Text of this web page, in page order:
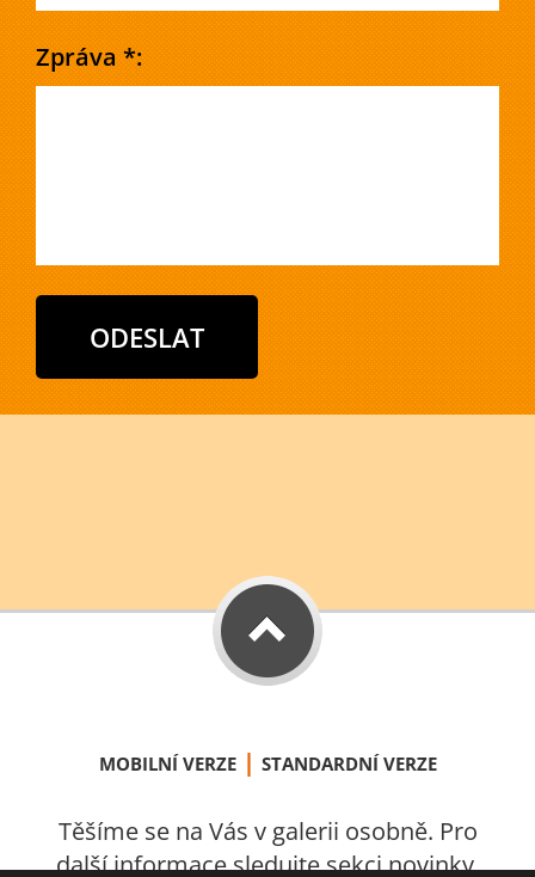
Zpráva *:
MOBILNÍ VERZE | STANDARDNÍ VERZE
Těšíme se na Vás v galerii osobně. Pro
další informace sledujte sekci novinky.